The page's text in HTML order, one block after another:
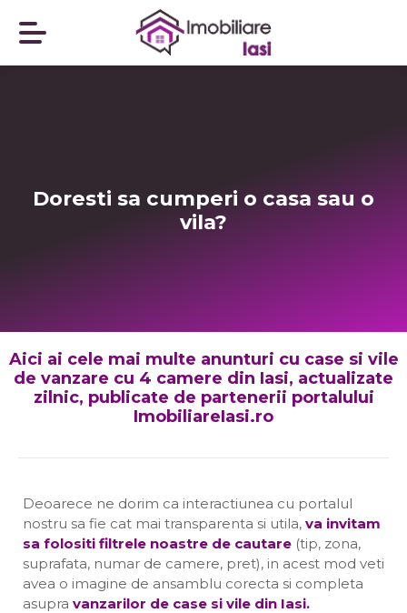
Doresti sa cumperi o casa sau o
vila?
Aici ai cele mai multe anunturi cu case si vile
de vanzare cu 4 camere din Iasi, actualizate
zilnic, publicate de partenerii portalului
ImobiliareIasi.ro
Deoarece ne dorim ca interactiunea cu portalul
nostru sa fie cat mai transparenta si utila, va invitam
sa folositi filtrele noastre de cautare (tip, zona,
suprafata, numar de camere, pret), in acest mod veti
avea o imagine de ansamblu corecta si completa
asupra vanzarilor de case si vile din Iasi.